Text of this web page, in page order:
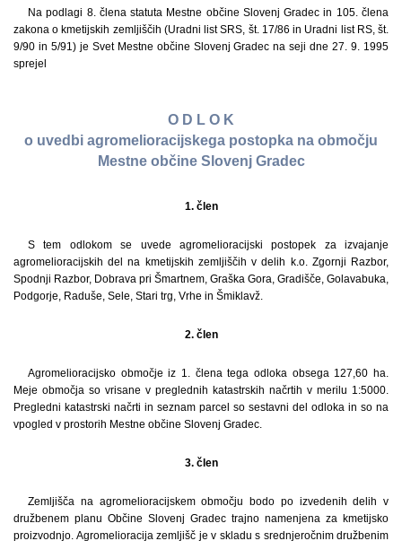
Na podlagi 8. člena statuta Mestne občine Slovenj Gradec in 105. člena
zakona o kmetijskih zemljiščih (Uradni list SRS, št. 17/86 in Uradni list RS, št.
9/90 in 5/91) je Svet Mestne občine Slovenj Gradec na seji dne 27. 9. 1995
sprejel
O D L O K
o uvedbi agromelioracijskega postopka na območju
Mestne občine Slovenj Gradec
1. člen
S tem odlokom se uvede agromelioracijski postopek za izvajanje
agromelioracijskih del na kmetijskih zemljiščih v delih k.o. Zgornji Razbor,
Spodnji Razbor, Dobrava pri Šmartnem, Graška Gora, Gradišče, Golavabuka,
Podgorje, Raduše, Sele, Stari trg, Vrhe in Šmiklavž.
2. člen
Agromelioracijsko območje iz 1. člena tega odloka obsega 127,60 ha.
Meje območja so vrisane v preglednih katastrskih načrtih v merilu 1:5000.
Pregledni katastrski načrti in seznam parcel so sestavni del odloka in so na
vpogled v prostorih Mestne občine Slovenj Gradec.
3. člen
Zemljišča na agromelioracijskem območju bodo po izvedenih delih v
družbenem planu Občine Slovenj Gradec trajno namenjena za kmetijsko
proizvodnjo. Agromelioracija zemljišč je v skladu s srednjeročnim družbenim